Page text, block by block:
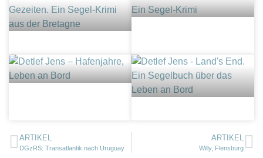
ARTIKEL
DGzRS: Transatlantik nach Uruguay
ARTIKEL
Willy, Flensburg